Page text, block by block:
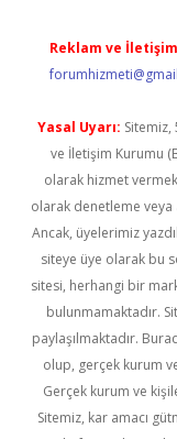
Reklam ve
Yasal Uyarı: Sitemiz,
ve İletişim Kurumu
olarak hizmet
olarak denetleme veya
Ancak, üyelerimiz
siteye üye olarak bu
sitesi, herhangi bir
bulunmamaktadır.
paylaşılmaktadır.
olup, gerçek kurum
Gerçek kurum ve
Sitemiz, kar amacı